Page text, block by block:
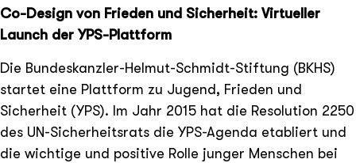
Co-Design von Frieden und Sicherheit: Virtueller
Launch der YPS-Plattform
Die Bundeskanzler-Helmut-Schmidt-Stiftung (BKHS)
startet eine Plattform zu Jugend, Frieden und
Sicherheit (YPS). Im Jahr 2015 hat die Resolution 2250
des UN-Sicherheitsrats die YPS-Agenda etabliert und
die wichtige und positive Rolle junger Menschen bei